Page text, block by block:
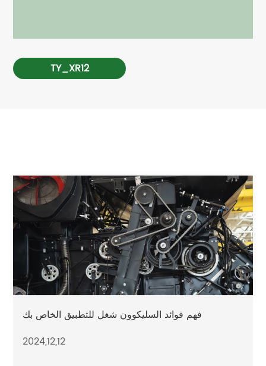
TY_XR12
فهم فوائد السليكوون شغل للتطبيق الخاص بك
2024,12,12